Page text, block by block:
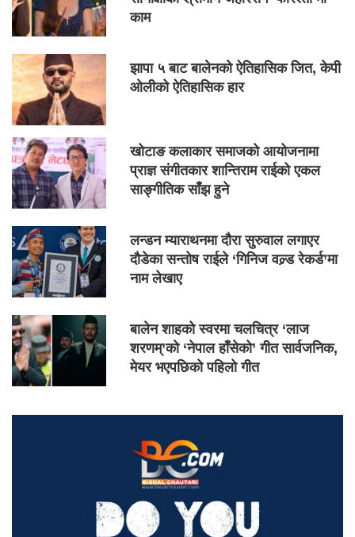
काम
झापा ५ बाट बालेनको ऐतिहासिक जित, केपी
ओलीको ऐतिहासिक हार
खोटाङ कलाकार समाजको आयोजनामा
प्राज्ञ संगीतकार शान्तिराम राईको एकल
साङ्गीतिक साँझ हुने
लन्डन म्याराथनमा दौरा सुरुवाल लगाएर
दौडेका सन्तोष राईले ‘गिनिज वल्र्ड रेकर्ड’मा
नाम लेखाए
बालेन शाहको स्वरमा चलचित्र ‘लाज
शरणम्’को ‘नेपाल हाँसेको’ गीत सार्वजनिक,
मेयर भएपछिको पहिलो गीत